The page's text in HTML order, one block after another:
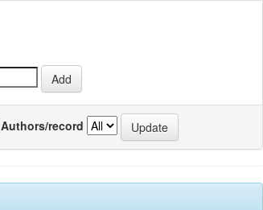
Authors/record